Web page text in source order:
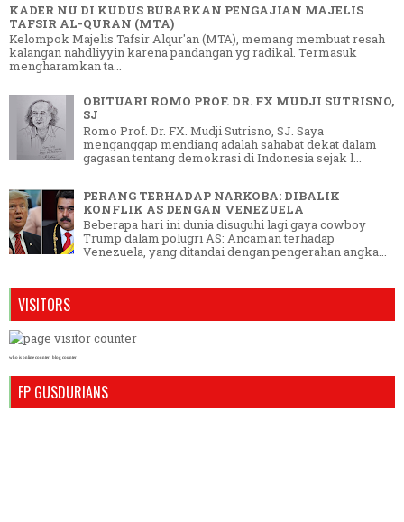
KADER NU DI KUDUS BUBARKAN PENGAJIAN MAJELIS
TAFSIR AL-QURAN (MTA)
Kelompok Majelis Tafsir Alqur'an (MTA), memang membuat resah
kalangan nahdliyyin karena pandangan yg radikal. Termasuk
mengharamkan ta...
OBITUARI ROMO PROF. DR. FX MUDJI SUTRISNO,
SJ
Romo Prof. Dr. FX. Mudji Sutrisno, SJ. Saya
menganggap mendiang adalah sahabat dekat dalam
gagasan tentang demokrasi di Indonesia sejak l...
PERANG TERHADAP NARKOBA: DIBALIK
KONFLIK AS DENGAN VENEZUELA
Beberapa hari ini dunia disuguhi lagi gaya cowboy
Trump dalam polugri AS: Ancaman terhadap
Venezuela, yang ditandai dengan pengerahan angka...
VISITORS
who is online counter blog counter
FP GUSDURIANS